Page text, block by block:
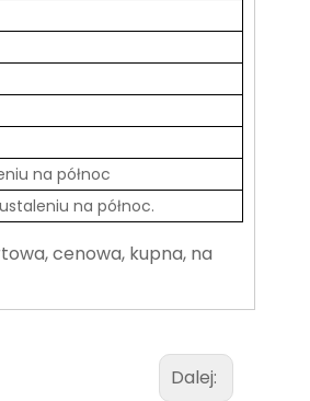
na północ
na północ.
cenowa, kupna, na
Dalej: